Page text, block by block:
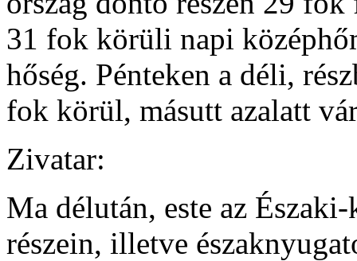
31 fok körüli napi
hőség. Pénteken a déli,
fok körül, másutt azalatt
Zivatar:
Ma délután, este az
részein, illetve